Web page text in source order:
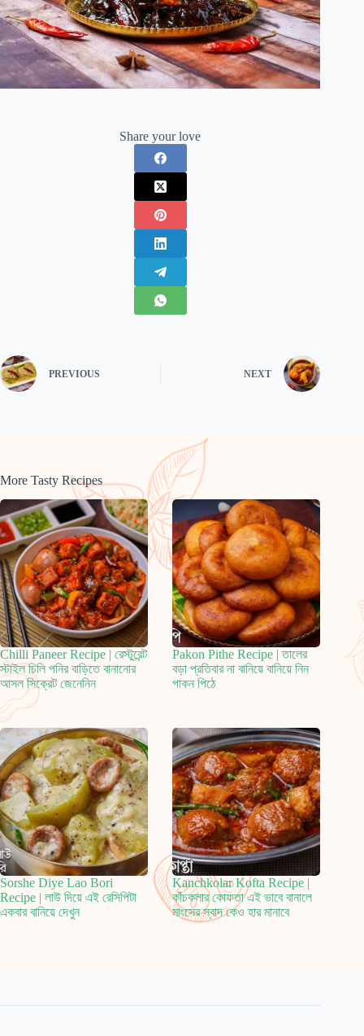
Share your love
PREVIOUS NEXT
More Tasty Recipes
Chilli Paneer Recipe | রেস্টুরেন্ট
স্টাইল চিলি পনির বাড়িতে বানানোর
আসল সিক্রেট জেনেনিন
Pakon Pithe Recipe | তালের
বড়া প্রতিবার না বানিয়ে বানিয়ে নিন
পাকন পিঠে
Sorshe Diye Lao Bori
Recipe | লাউ দিয়ে এই রেসিপিটা
একবার বানিয়ে দেখুন
Kanchkolar Kofta Recipe |
কাঁচকলার কোফতা এই ভাবে বানালে
মাংসের স্বাদ কেও হার মানাবে